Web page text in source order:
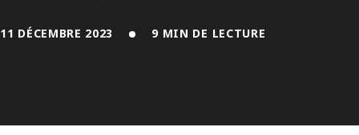
11 DÉCEMBRE 2023 9 MIN DE LECTURE